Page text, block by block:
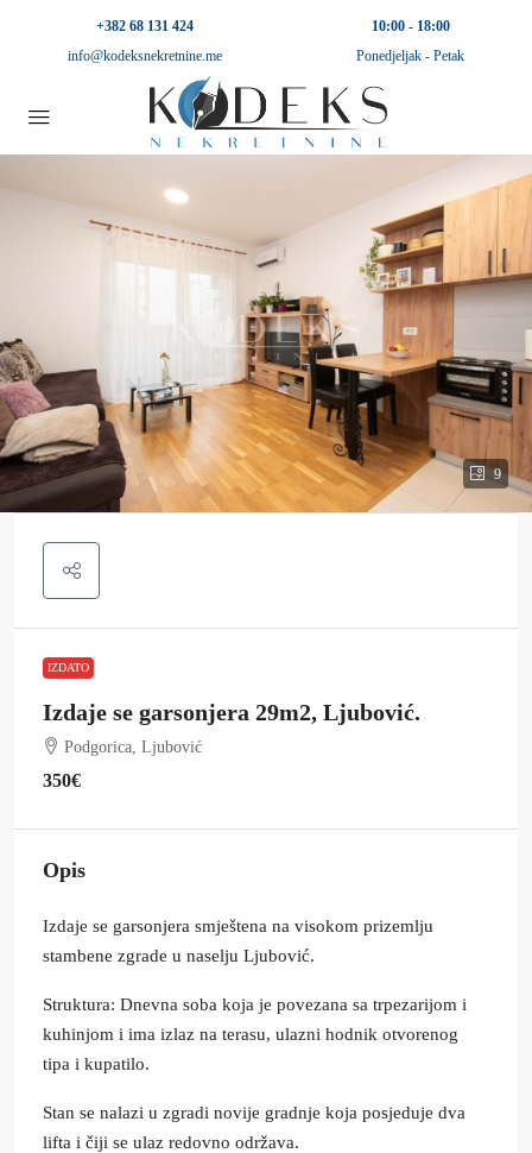
+382 68 131 424
info@kodeksnekretnine.me
10:00 - 18:00
Ponedjeljak - Petak
9
IZDATO
Izdaje se garsonjera 29m2, Ljubović.
Podgorica, Ljubović
350€
Opis
Izdaje se garsonjera smještena na visokom prizemlju
stambene zgrade u naselju Ljubović.
Struktura: Dnevna soba koja je povezana sa trpezarijom i
kuhinjom i ima izlaz na terasu, ulazni hodnik otvorenog
tipa i kupatilo.
Stan se nalazi u zgradi novije gradnje koja posjeduje dva
lifta i čiji se ulaz redovno održava.